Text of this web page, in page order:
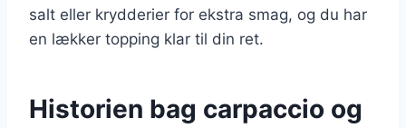
salt eller krydderier for ekstra smag, og du har
en lækker topping klar til din ret.
Historien bag carpaccio og